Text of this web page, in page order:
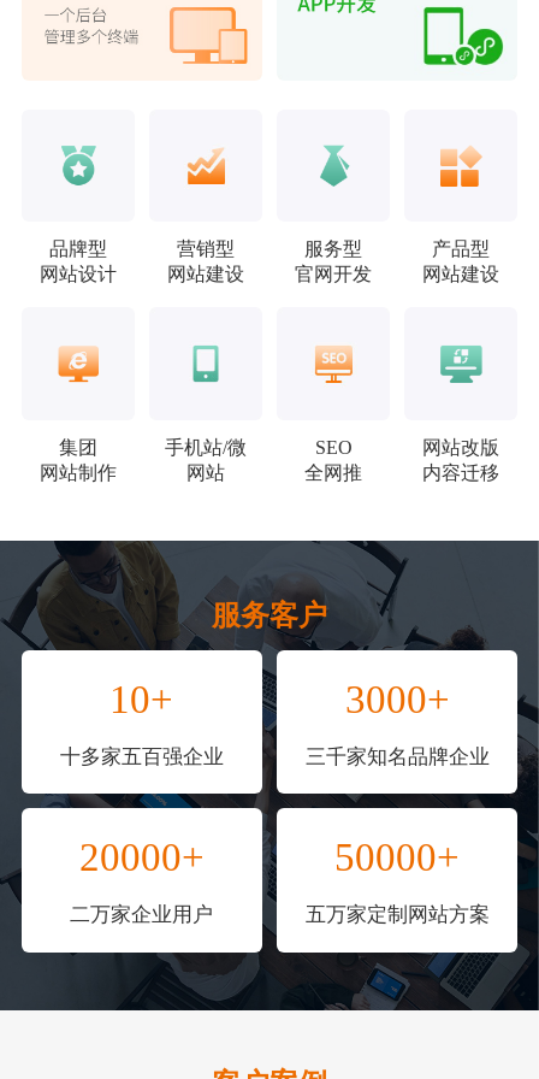
品牌型
网站设计
营销型
网站建设
服务型
官网开发
产品型
网站建设
集团
网站制作
手机站/微
网站
SEO
全网推
网站改版
内容迁移
服务客户
10+
十多家五百强企业
3000+
三千家知名品牌企业
20000+
二万家企业用户
50000+
五万家定制网站方案